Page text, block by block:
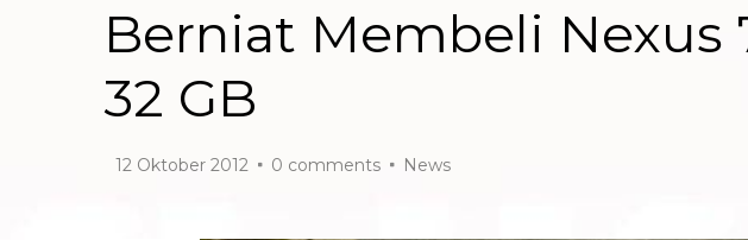
Berniat Membeli Nexus
32 GB
12 Oktober 2012 0 comments News